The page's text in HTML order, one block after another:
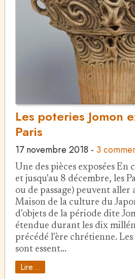
Les poteries Jomon
Paris
17 novembre 2018 - 3
Une des pièces exposées En
et jusqu'au 8 décembre, les
ou de passage) peuvent aller
Maison de la culture du
d'objets de la période dite
étendue durant les dix
précédé l'ère chrétienne. Les
sont essent…
Lire...